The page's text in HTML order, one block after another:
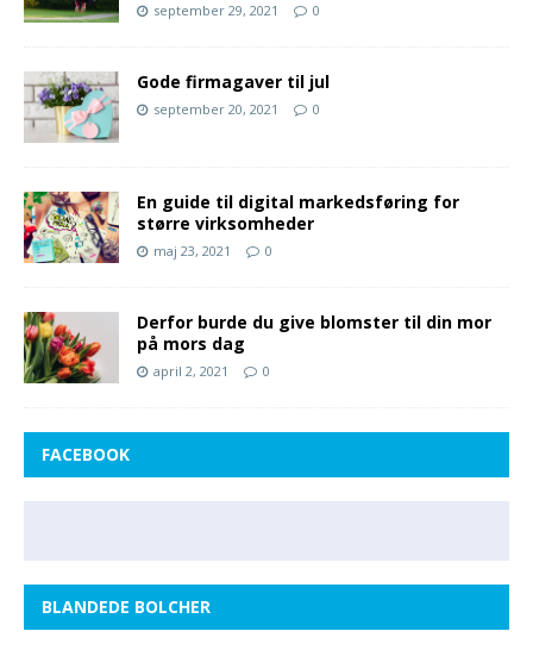
september 29, 2021 0
Gode firmagaver til jul
september 20, 2021 0
En guide til digital markedsføring for
større virksomheder
maj 23, 2021 0
Derfor burde du give blomster til din mor
på mors dag
april 2, 2021 0
FACEBOOK
BLANDEDE BOLCHER